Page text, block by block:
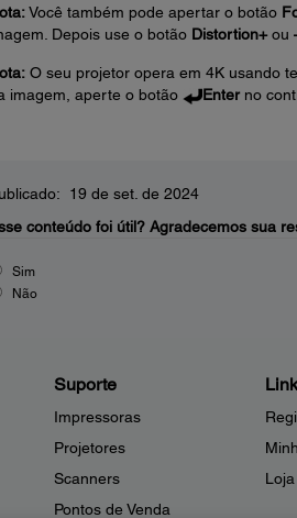
Você também pode apertar o botão
Depois use o botão Distortion+ou
O seu projetor opera em 4K usando
imagem, aperte o botão
Enterno
19 de set. de 2024
conteúdo foi útil? Agradecemos sua
Sim
Não
Suporte
Impressoras
Projetores
Scanners
Pontos de Venda